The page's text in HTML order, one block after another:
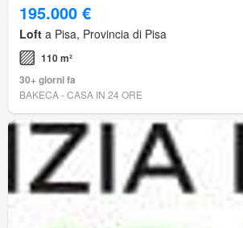
195.000 €
Loft a Pisa, Provincia di Pisa
110 m²
30+ giorni fa
BAKECA - CASA IN 24 ORE